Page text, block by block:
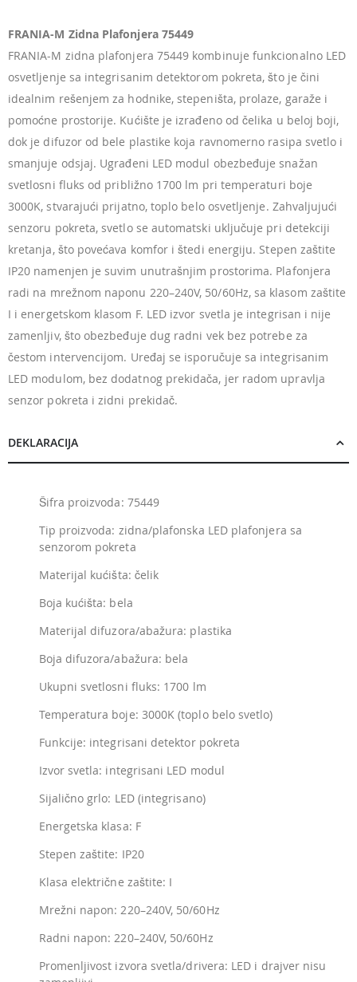
FRANIA-M Zidna Plafonjera 75449
FRANIA-M zidna plafonjera 75449 kombinuje funkcionalno LED
osvetljenje sa integrisanim detektorom pokreta, što je čini
idealnim rešenjem za hodnike, stepeništa, prolaze, garaže i
pomoćne prostorije. Kućište je izrađeno od čelika u beloj boji,
dok je difuzor od bele plastike koja ravnomerno rasipa svetlo i
smanjuje odsjaj. Ugrađeni LED modul obezbeđuje snažan
svetlosni fluks od približno 1700 lm pri temperaturi boje
3000K, stvarajući prijatno, toplo belo osvetljenje. Zahvaljujući
senzoru pokreta, svetlo se automatski uključuje pri detekciji
kretanja, što povećava komfor i štedi energiju. Stepen zaštite
IP20 namenjen je suvim unutrašnjim prostorima. Plafonjera
radi na mrežnom naponu 220–240V, 50/60Hz, sa klasom zaštite
I i energetskom klasom F. LED izvor svetla je integrisan i nije
zamenljiv, što obezbeđuje dug radni vek bez potrebe za
čestom intervencijom. Uređaj se isporučuje sa integrisanim
LED modulom, bez dodatnog prekidača, jer radom upravlja
senzor pokreta i zidni prekidač.
DEKLARACIJA
Šifra proizvoda: 75449
Tip proizvoda: zidna/plafonska LED plafonjera sa
senzorom pokreta
Materijal kućišta: čelik
Boja kućišta: bela
Materijal difuzora/abažura: plastika
Boja difuzora/abažura: bela
Ukupni svetlosni fluks: 1700 lm
Temperatura boje: 3000K (toplo belo svetlo)
Funkcije: integrisani detektor pokreta
Izvor svetla: integrisani LED modul
Sijalično grlo: LED (integrisano)
Energetska klasa: F
Stepen zaštite: IP20
Klasa električne zaštite: I
Mrežni napon: 220–240V, 50/60Hz
Radni napon: 220–240V, 50/60Hz
Promenljivost izvora svetla/drivera: LED i drajver nisu